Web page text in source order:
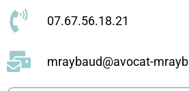
07.67.56.18.21
mraybaud@avocat-